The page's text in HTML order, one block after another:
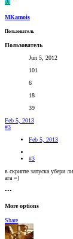
M
MKamois
Пользователь
Пользователь
Jun 5, 2012
101
6
18
39
Feb 5, 2013
#3
Feb 5, 2013
#3
в скрипте запуска убери
ага =)
•••
More options
Share